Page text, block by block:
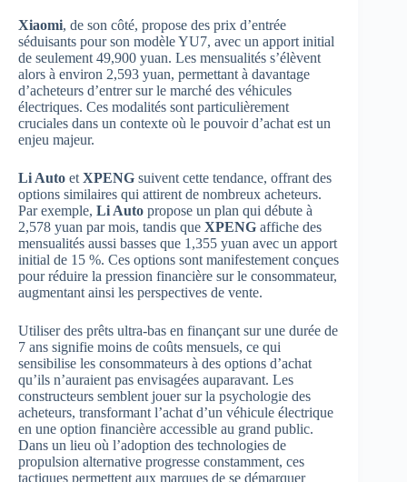
Xiaomi, de son côté, propose des prix d’entrée
séduisants pour son modèle YU7, avec un apport initial
de seulement 49,900 yuan. Les mensualités s’élèvent
alors à environ 2,593 yuan, permettant à davantage
d’acheteurs d’entrer sur le marché des véhicules
électriques. Ces modalités sont particulièrement
cruciales dans un contexte où le pouvoir d’achat est un
enjeu majeur.
Li Auto et XPENG suivent cette tendance, offrant des
options similaires qui attirent de nombreux acheteurs.
Par exemple, Li Auto propose un plan qui débute à
2,578 yuan par mois, tandis que XPENG affiche des
mensualités aussi basses que 1,355 yuan avec un apport
initial de 15 %. Ces options sont manifestement conçues
pour réduire la pression financière sur le consommateur,
augmentant ainsi les perspectives de vente.
Utiliser des prêts ultra-bas en finançant sur une durée de
7 ans signifie moins de coûts mensuels, ce qui
sensibilise les consommateurs à des options d’achat
qu’ils n’auraient pas envisagées auparavant. Les
constructeurs semblent jouer sur la psychologie des
acheteurs, transformant l’achat d’un véhicule électrique
en une option financière accessible au grand public.
Dans un lieu où l’adoption des technologies de
propulsion alternative progresse constamment, ces
tactiques permettent aux marques de se démarquer